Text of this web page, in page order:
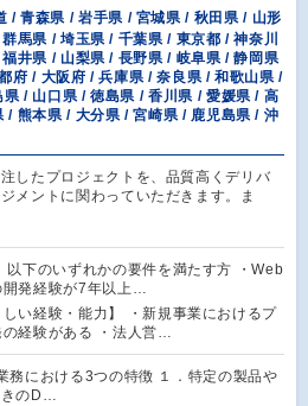
/ 青森県 / 岩手県 / 宮城県 / 秋田県 / 山形
馬県 / 埼玉県 / 千葉県 / 東京都 / 神奈川
井県 / 山梨県 / 長野県 / 岐阜県 / 静岡県
府 / 大阪府 / 兵庫県 / 奈良県 / 和歌山県 /
/ 山口県 / 徳島県 / 香川県 / 愛媛県 / 高
/ 熊本県 / 大分県 / 宮崎県 / 鹿児島県 / 沖
したプロジェクトを、品質高くデリバ
メントに関わっていただきます。ま
以下のいずれかの要件を満たす方 ・Web
開発経験が7年以上…
しい経験・能力】 ・新規事業におけるプ
の経験がある ・法人営…
務における3つの特徴 １．特定の製品や
きのD…